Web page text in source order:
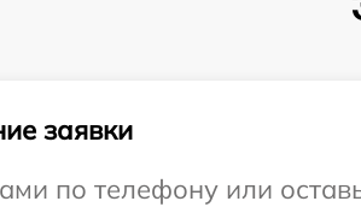
заявки
по телефону или